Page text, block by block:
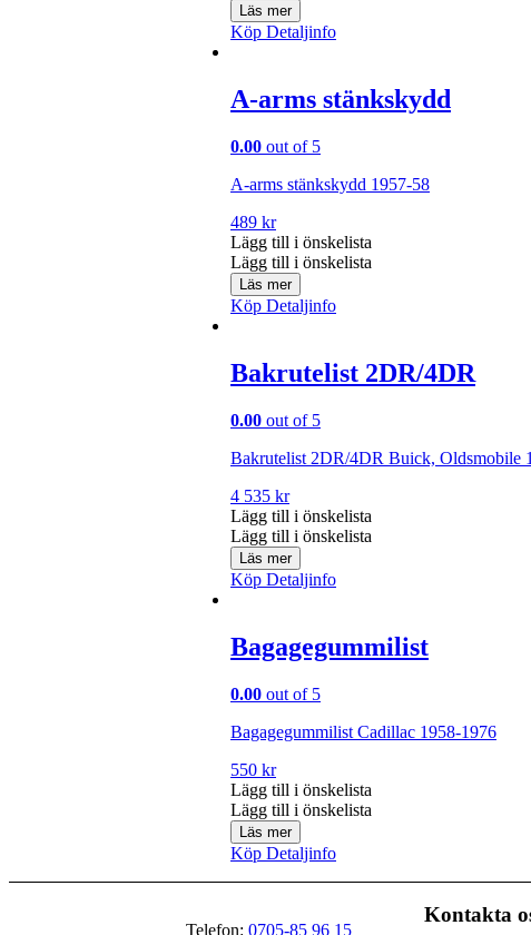
Läs mer
Köp Detaljinfo
A-arms stänkskydd
0.00 out of 5
A-arms stänkskydd 1957-58
489 kr
Lägg till i önskelista
Lägg till i önskelista
Läs mer
Köp Detaljinfo
Bakrutelist 2DR/4DR
0.00 out of 5
Bakrutelist 2DR/4DR Buick, Oldsmobile
4 535 kr
Lägg till i önskelista
Lägg till i önskelista
Läs mer
Köp Detaljinfo
Bagagegummilist
0.00 out of 5
Bagagegummilist Cadillac 1958-1976
550 kr
Lägg till i önskelista
Lägg till i önskelista
Läs mer
Köp Detaljinfo
Telefon: 0705-85 96 15
Kontakta